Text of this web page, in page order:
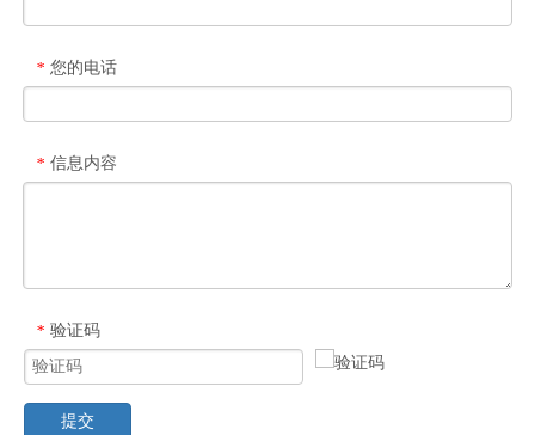
* 您的电话
* 信息内容
* 验证码
提交